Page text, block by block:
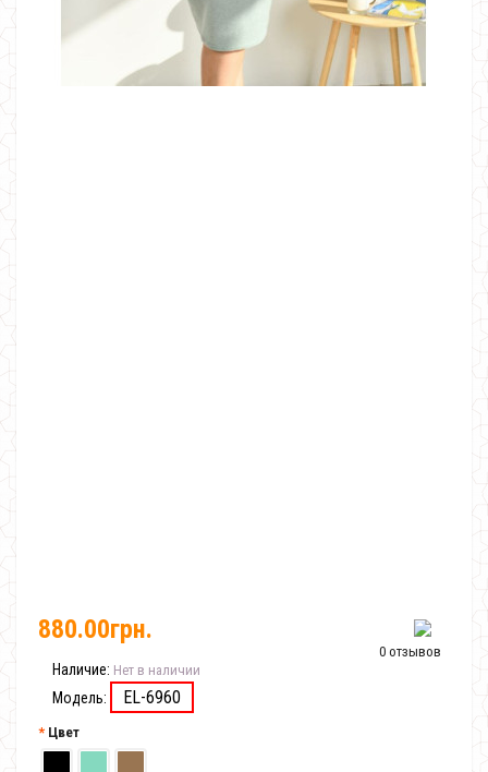
0 отзывов
880.00грн.
Наличие: Нет в наличии
Модель: EL-6960
Цвет